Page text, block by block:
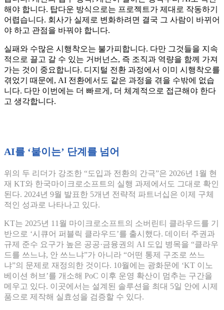
해야 합니다. 탑다운 방식으로는 프로젝트가 제대로 작동하기
어렵습니다. 회사가 실제로 변화하려면 결국 그 사람이 바뀌어
야 하고 관점을 바꿔야 합니다.
실패와 수많은 시행착오는 불가피합니다. 다만 그것들을 지속
적으로 끌고 갈 수 있는 거버넌스, 즉 조직과 역량을 함께 가져
가는 것이 중요합니다. 디지털 전환 과정에서 이미 시행착오를
겪었기 때문에, AI 전환에서도 같은 과정을 겪을 수밖에 없습
니다. 다만 이번에는 더 빠르게, 더 체계적으로 접근해야 한다
고 생각합니다.
AI를 ‘붙이는’ 단계를 넘어
위의 두 리더가 강조한 “도입과 전환의 간극”은 2026년 1월 현
재 KT와 한국마이크로소프트의 실행 과제에서도 그대로 확인
된다. 2024년 9월 발표한 5개년 전략적 파트너십은 이제 구체
적인 성과로 나타나고 있다.
KT는 2025년 11월 마이크로소프트의 소버린티 클라우드를 기
반으로 ‘시큐어 퍼블릭 클라우드’를 출시했다. 데이터 주권과
규제 준수 요구가 높은 공공·금융권의 AI 도입 병목을 “클라우
드를 쓰느냐, 안 쓰느냐”가 아니라 “어떤 통제 구조로 쓰느
냐”의 문제로 재정의한 것이다. 10월에는 광화문에 ‘KT 이노
베이션 허브’를 개소해 PoC 이후 운영 확산이 멈추는 구간을
메우고 있다. 이곳에서는 설계된 솔루션을 최대 5일 안에 시제
품으로 제작해 실효성을 검증할 수 있다.